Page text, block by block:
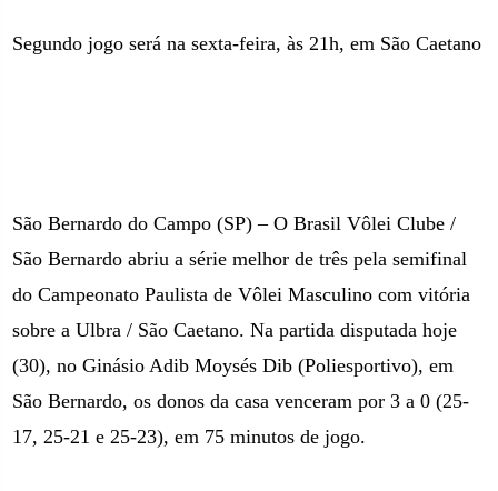
Segundo jogo será na sexta-feira, às 21h,em São Caetano
São Bernardo do Campo (SP) – O Brasil Vôlei Clube /
São Bernardo abriu a série melhor de três pela semifinal
do Campeonato Paulista de Vôlei Masculino com vitória
sobre a Ulbra / São Caetano. Na partida disputada hoje
(30), no Ginásio Adib Moysés Dib (Poliesportivo),em
São Bernardo, os donos da casa venceram por3 a 0 (25-
17, 25-21 e 25-23), em 75 minutos de jogo.